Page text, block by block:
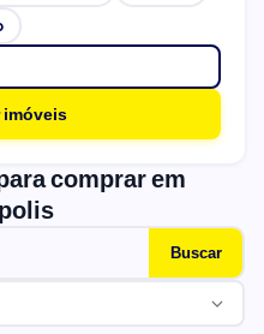
imóveis
comprar em
Buscar